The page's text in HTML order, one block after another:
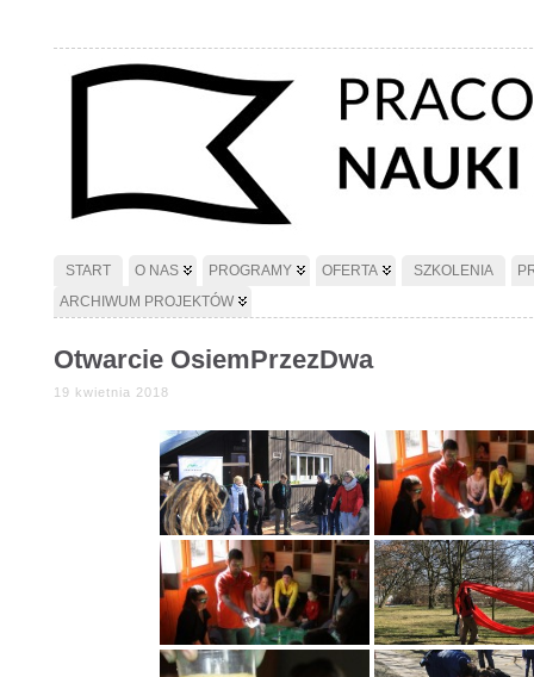
START O NAS PROGRAMY OFERTA SZKOLENIA
ARCHIWUM PROJEKTÓW
Otwarcie OsiemPrzezDwa
19 kwietnia 2018